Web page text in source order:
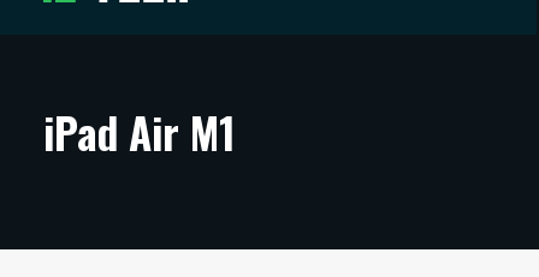
ARTIKKELIT
TECHBBS
iPad Air M1